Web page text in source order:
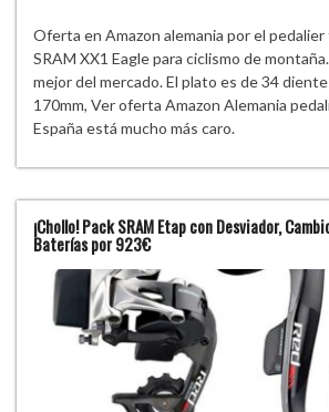
Oferta en Amazon alemania por el pedalier
SRAM XX1 Eagle para ciclismo de
mejor del mercado. El plato es de 34
170mm, Ver oferta Amazon Alemania
España está mucho más caro.
¡Chollo! Pack SRAM Etap con Desviador,
Baterías por 923€